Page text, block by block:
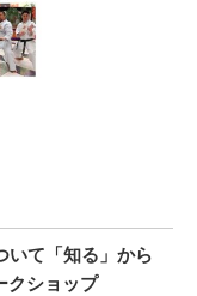
いて「知る」から
クショップ